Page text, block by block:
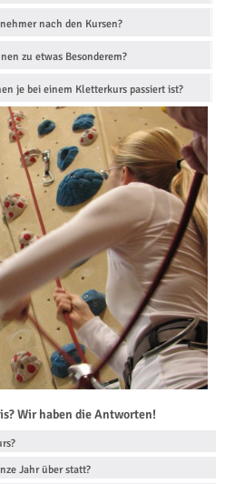
nach den Kursen?
zu etwas Besonderem?
je bei einem Kletterkurs passiert ist?
Wir haben die Antworten!
Jahr über statt?